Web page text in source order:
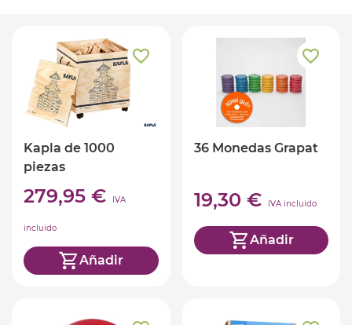
Kapla de 1000
piezas
279,95 € IVA
incluido
Añadir
36 Monedas Grapat
19,30 € IVA incluido
Añadir